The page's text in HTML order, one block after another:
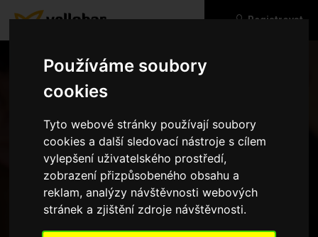
Používáme soubory
cookies
Tyto webové stránky používají soubory
cookies a další sledovací nástroje s cílem
vylepšení uživatelského prostředí,
zobrazení přizpůsobeného obsahu a
reklam, analýzy návštěvnosti webových
stránek a zjištění zdroje návštěvnosti.
Registrovat